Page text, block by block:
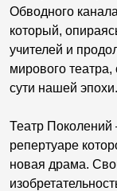
Обводного
который,
учителей и
мирового театра,
сути нашей эпохи.
Театр Поколений
репертуаре
новая драма.